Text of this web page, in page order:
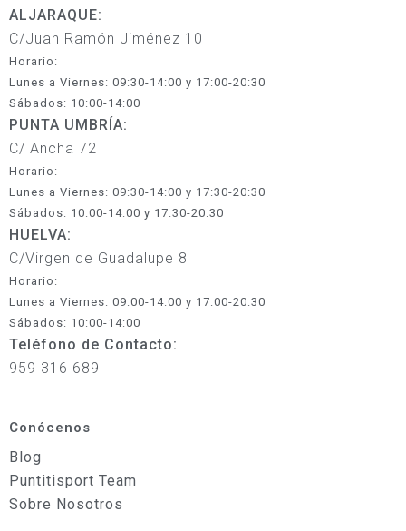
ALJARAQUE:
C/Juan Ramón Jiménez 10
Horario:
Lunes a Viernes: 09:30-14:00 y 17:00-20:30
Sábados: 10:00-14:00
PUNTA UMBRÍA:
C/ Ancha 72
Horario:
Lunes a Viernes: 09:30-14:00 y 17:30-20:30
Sábados: 10:00-14:00 y 17:30-20:30
HUELVA:
C/Virgen de Guadalupe 8
Horario:
Lunes a Viernes: 09:00-14:00 y 17:00-20:30
Sábados: 10:00-14:00
Teléfono de Contacto:
959 316 689
Conócenos
Blog
Puntitisport Team
Sobre Nosotros